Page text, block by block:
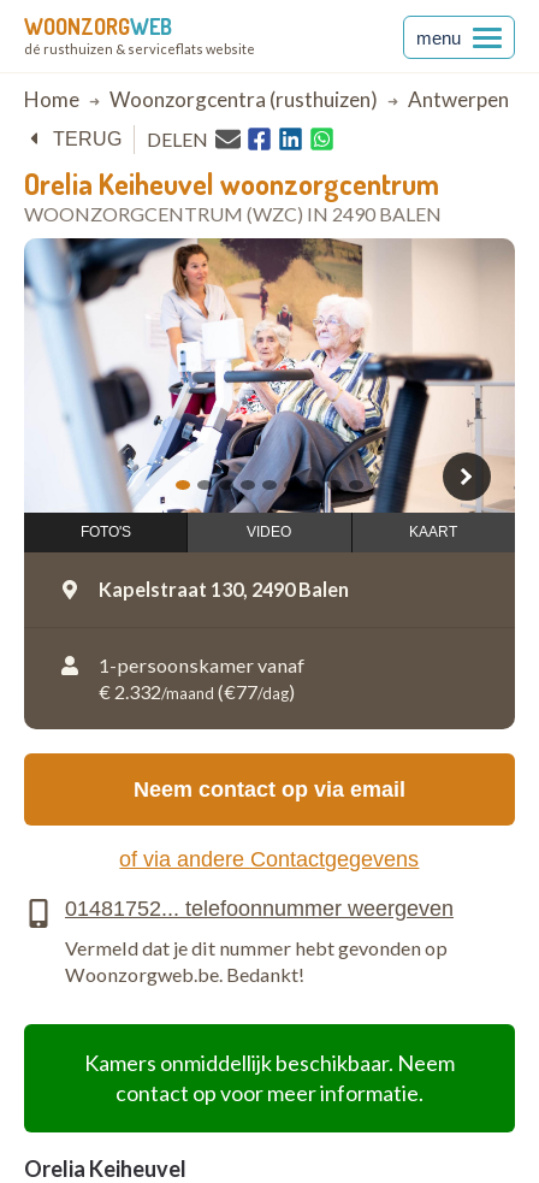
WOONZORGWEB
dé rusthuizen & serviceflats website
menu
Breadcrumb
Home Woonzorgcentra (rusthuizen) Antwerpen
Orelia Keiheuvel woonzorgcentrum
WOONZORGCENTRUM (WZC) IN 2490 BALEN
TERUG DELEN
1 2 3 4 5 6 7 8 9
open in Google Maps
FOTO'S VIDEO KAART
Kapelstraat 130, 2490 Balen
1-persoonskamer vanaf
€ 2.332/maand (€77/dag)
Kamers onmiddellijk beschikbaar. Neem
contact op voor meer informatie.
Orelia Keiheuvel
Neem contact op via email
of via andere Contactgegevens
Vermeld dat je dit nummer hebt gevonden op
Woonzorgweb.be. Bedankt!